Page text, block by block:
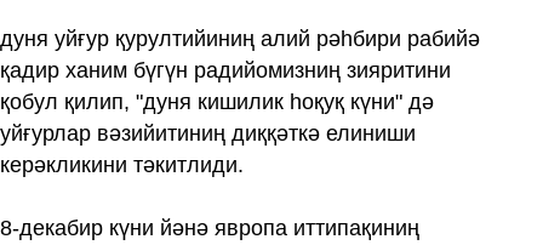
дуня уйғур қурултийиниң алий рәһбири рабийә
қадир ханим бүгүн радийомизниң зияритини
қобул қилип, "дуня кишилик һоқуқ күни" дә
уйғурлар вәзийитиниң диққәткә елиниши
керәкликини тәкитлиди.
8-декабир күни йәнә явропа иттипақиниң